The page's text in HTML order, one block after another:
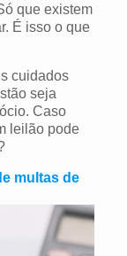
que existem
É isso o que
cuidados
seja
Caso
leilão pode
multas de